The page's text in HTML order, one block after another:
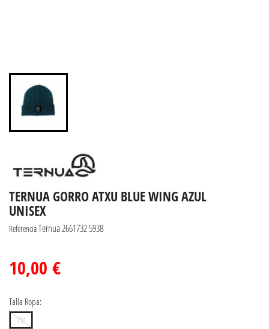
TERNUA GORRO ATXU BLUE WING AZUL
UNISEX
ReferenciaTernua 2661732 5938
10,00 €
Talla Ropa:
TU